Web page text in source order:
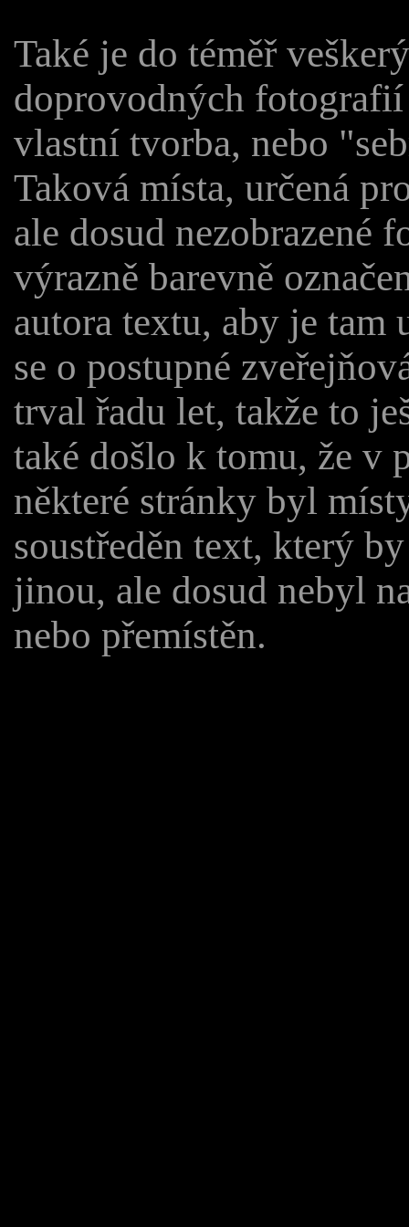
Také je do téměř
doprovodných
vlastní tvorba, nebo
Taková místa, určená
ale dosud nezobrazené
výrazně barevně
autora textu, aby je tam
se o postupné
trval řadu let, takže to
také došlo k tomu, že v
některé stránky byl
soustředěn text, který
jinou, ale dosud nebyl
nebo přemístěn.